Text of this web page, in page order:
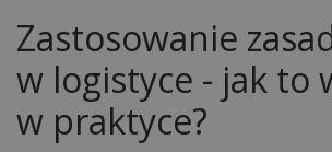
Zastosowanie
w logistyce - jak to
w praktyce?